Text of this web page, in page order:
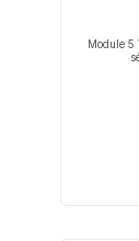
Module